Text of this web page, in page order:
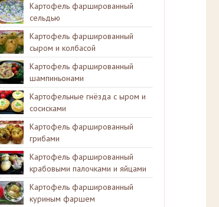
Картофель фаршированный
сельдью
Картофель фаршированный
сыром и колбасой
Картофель фаршированный
шампиньонами
Картофельные гнёзда с ыром и
сосисками
Картофель фаршированный
грибами
Картофель фаршированный
крабовыми палочками и яйцами
Картофель фаршированный
куриным фаршем